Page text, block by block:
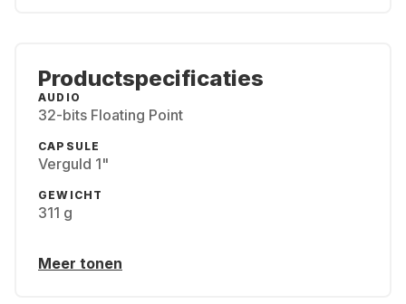
Productspecificaties
AUDIO
32-bits Floating Point
CAPSULE
Verguld 1"
GEWICHT
311 g
Meer tonen